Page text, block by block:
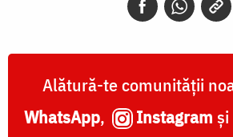
Alătură-te comunității
WhatsApp, Instagram și